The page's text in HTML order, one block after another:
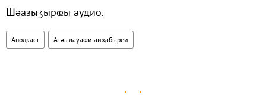
Шәазыӡырҩы аудио.
Аподкаст Атәылауаҩи аиҳабыреи